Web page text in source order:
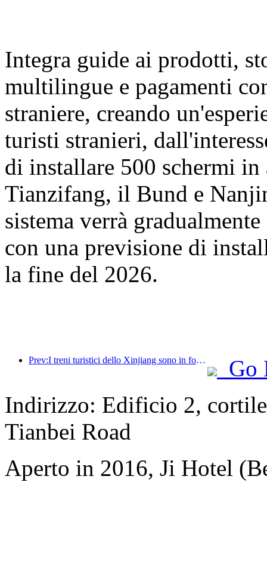
Integra guide ai prodotti,
multilingue e pagamenti
straniere, creando
turisti stranieri,
di installare 500 schermi
Tianzifang, il Bund e
sistema verrà
con una previsione di
la fine del 2026.
Prev:I treni turistici dello Xinjiang sono in forte espansione, dando impulso all'economia culturale e turistica
Go
Indirizzo: Edificio 2,
Tianbei Road
Aperto in 2016, Ji Hotel